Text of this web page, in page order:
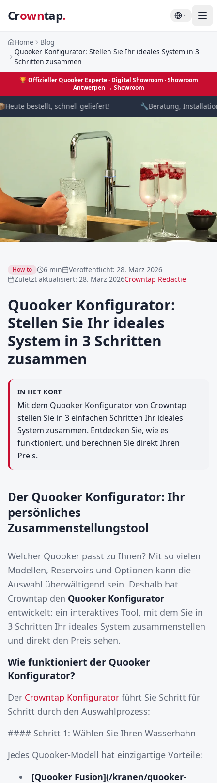
Crowntap.
Home
Blog
Quooker Konfigurator: Stellen Sie Ihr ideales System in 3
Schritten zusammen
🏆 Offizieller Quooker Experte · Digital Showroom · Showroom
Antwerpen → Showroom
Heute bestellt, schnell geliefert! 🔧Beratung,
How-to 6 min Veröffentlicht: 28. März 2026
Zuletzt aktualisiert: 28. März 2026Crowntap Redactie
Quooker Konfigurator:
Stellen Sie Ihr ideales
System in 3 Schritten
zusammen
IN HET KORT
Mit dem Quooker Konfigurator von Crowntap
stellen Sie in 3 einfachen Schritten Ihr ideales
System zusammen. Entdecken Sie, wie es
funktioniert, und berechnen Sie direkt Ihren
Preis.
Der Quooker Konfigurator: Ihr
persönliches
Zusammenstellungstool
Welcher Quooker passt zu Ihnen? Mit so vielen
Modellen, Reservoirs und Optionen kann die
Auswahl überwältigend sein. Deshalb hat
Crowntap den Quooker Konfigurator
entwickelt: ein interaktives Tool, mit dem Sie in
3 Schritten Ihr ideales System zusammenstellen
und direkt den Preis sehen.
Wie funktioniert der Quooker
Konfigurator?
Der Crowntap Konfigurator führt Sie Schritt für
Schritt durch den Auswahlprozess:
#### Schritt 1: Wählen Sie Ihren Wasserhahn
Jedes Quooker-Modell hat einzigartige Vorteile:
[Quooker Fusion](/kranen/quooker-